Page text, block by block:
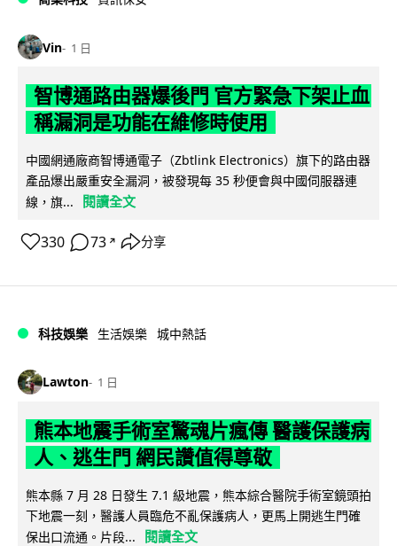
Vin 1 日
智博通路由器爆後門 官方緊急下架止血
稱漏洞是功能在維修時使用
中國網通廠商智博通電子（Zbtlink Electronics）旗下的路由器
產品爆出嚴重安全漏洞，被發現每 35 秒便會與中國伺服器連
線，旗...
閱讀全文
330 73 ↗ 分享
科技娛樂 生活娛樂 城中熱話
Lawton 1 日
熊本地震手術室驚魂片瘋傳 醫護保護病
人、逃生門 網民讚值得尊敬
熊本縣 7 月 28 日發生 7.1 級地震，熊本綜合醫院手術室鏡頭拍
下地震一刻，醫護人員臨危不亂保護病人，更馬上開逃生門確
保出口流通。片段...
閱讀全文